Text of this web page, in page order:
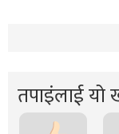
तपाइंलाई यो